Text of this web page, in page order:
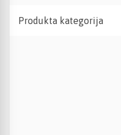
Produkta kategorija